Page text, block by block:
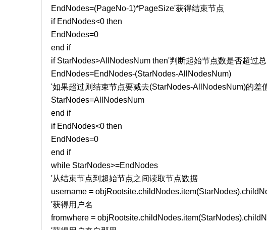
EndNodes=(PageNo-1)*PageSize'获得结束节点
if EndNodes<0 then
EndNodes=0
end if
if StarNodes>AllNodesNum then'判断起始节点数是否超过
EndNodes=EndNodes-(StarNodes-AllNodesNum)
'如果超过则结束节点要减去(StarNodes-AllNodesNum)的差
StarNodes=AllNodesNum
end if
if EndNodes<0 then
EndNodes=0
end if
while StarNodes>=EndNodes
'从结束节点到超始节点之间读取节点数据
username =
'获得用户名
fromwhere =